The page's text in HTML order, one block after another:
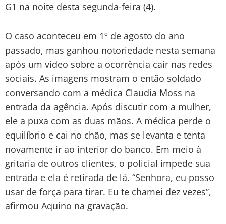
G1 na noite desta segunda-feira (4).
O caso aconteceu em 1º de agosto do ano
passado, mas ganhou notoriedade nesta semana
após um vídeo sobre a ocorrência cair nas redes
sociais. As imagens mostram o então soldado
conversando com a médica Claudia Moss na
entrada da agência. Após discutir com a mulher,
ele a puxa com as duas mãos. A médica perde o
equilíbrio e cai no chão, mas se levanta e tenta
novamente ir ao interior do banco. Em meio à
gritaria de outros clientes, o policial impede sua
entrada e ela é retirada de lá. “Senhora, eu posso
usar de força para tirar. Eu te chamei dez vezes”,
afirmou Aquino na gravação.